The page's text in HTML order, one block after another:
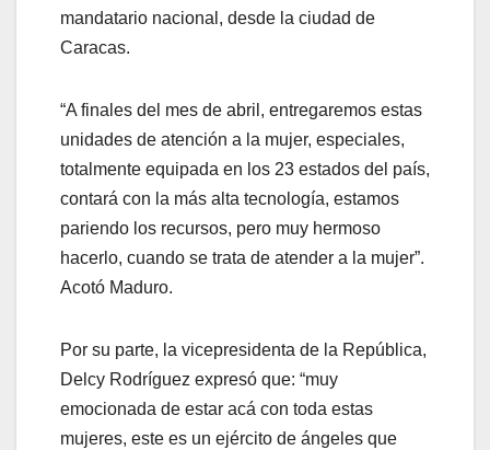
mandatario nacional, desde la ciudad de
Caracas.
“A finales del mes de abril, entregaremos estas
unidades de atención a la mujer, especiales,
totalmente equipada en los 23 estados del país,
contará con la más alta tecnología, estamos
pariendo los recursos, pero muy hermoso
hacerlo, cuando se trata de atender a la mujer”.
Acotó Maduro.
Por su parte, la vicepresidenta de la República,
Delcy Rodríguez expresó que: “muy
emocionada de estar acá con toda estas
mujeres, este es un ejército de ángeles que